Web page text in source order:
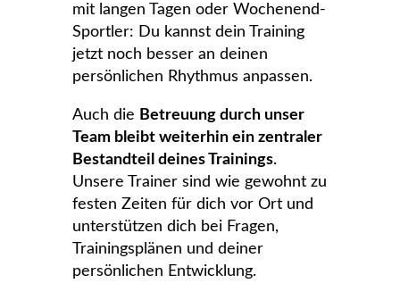
mit langen Tagen oder Wochenend-
Sportler: Du kannst dein Training
jetzt noch besser an deinen
persönlichen Rhythmus anpassen.
Auch die Betreuung durch unser
Team bleibt weiterhin ein zentraler
Bestandteil deines Trainings.
Unsere Trainer sind wie gewohnt zu
festen Zeiten für dich vor Ort und
unterstützen dich bei Fragen,
Trainingsplänen und deiner
persönlichen Entwicklung.